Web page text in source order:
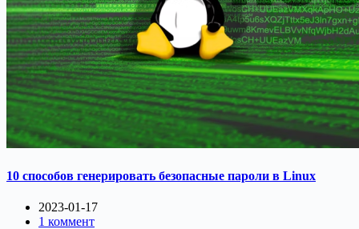
10 способов генерировать безопасные пароли в Linux
2023-01-17
1 коммент